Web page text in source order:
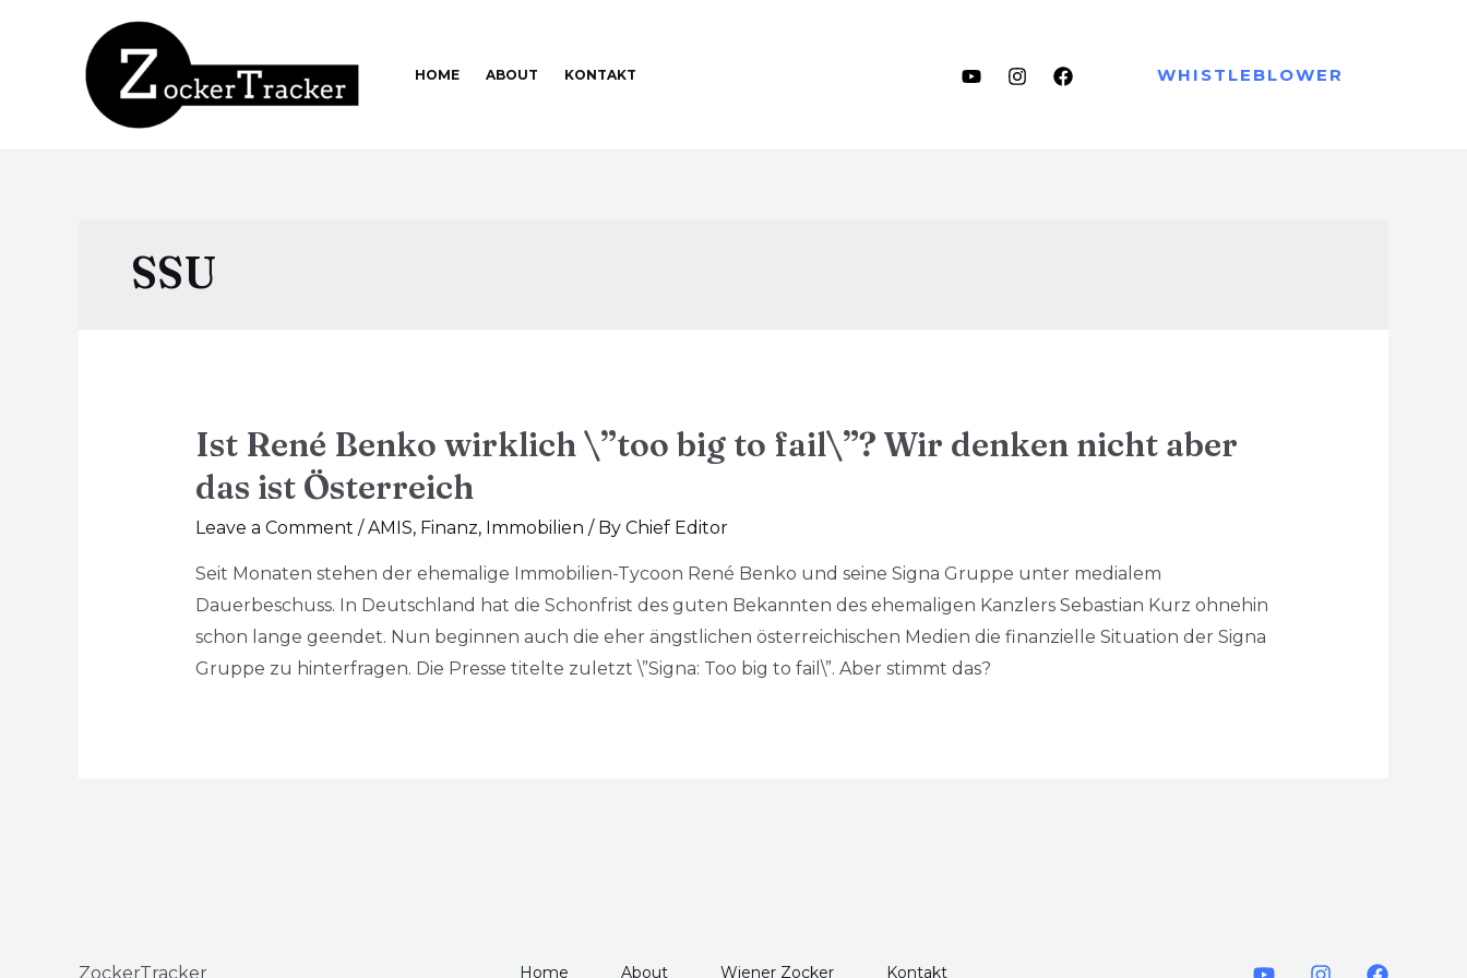
HOME ABOUT KONTAKT WHISTLEBLOWER
SSU
Ist René Benko wirklich \”too big to fail\”? Wir denken nicht aber
das ist Österreich
Leave a Comment /AMIS, Finanz, Immobilien / By Chief Editor
Seit Monaten stehen der ehemalige Immobilien-Tycoon René Benko und seine Signa Gruppe unter medialem
Dauerbeschuss. In Deutschland hat die Schonfrist des guten Bekannten des ehemaligen Kanzlers Sebastian Kurz ohnehin
schon lange geendet. Nun beginnen auch die eher ängstlichen österreichischen Medien die finanzielle Situation der Signa
Gruppe zu hinterfragen. Die Presse titelte zuletzt \”Signa: Too big to fail\”. Aber stimmt das?
ZockerTracker Home About Wiener Zocker Kontakt